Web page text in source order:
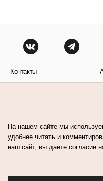
Контакты
На нашем сайте мы
удобнее читать и
наш сайт, вы даете согласие